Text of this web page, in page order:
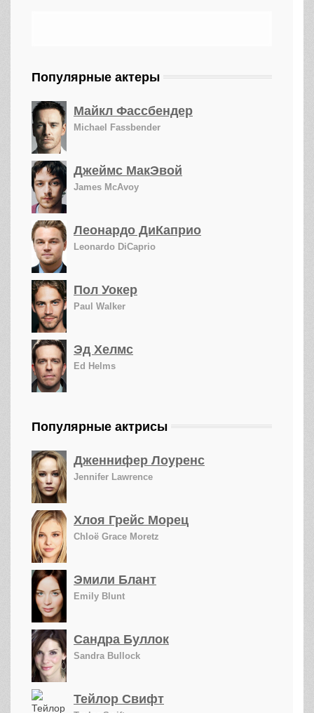
Популярные актеры
Майкл Фассбендер
Michael Fassbender
Джеймс МакЭвой
James McAvoy
Леонардо ДиКаприо
Leonardo DiCaprio
Пол Уокер
Paul Walker
Эд Хелмс
Ed Helms
Популярные актрисы
Дженнифер Лоуренс
Jennifer Lawrence
Хлоя Грейс Морец
Chloë Grace Moretz
Эмили Блант
Emily Blunt
Сандра Буллок
Sandra Bullock
Тейлор Свифт